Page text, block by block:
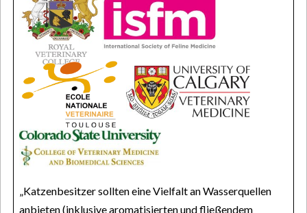
„Katzenbesitzer sollten eine Vielfalt an Wasserquellen
anbieten (inklusive aromatisierten und fließendem